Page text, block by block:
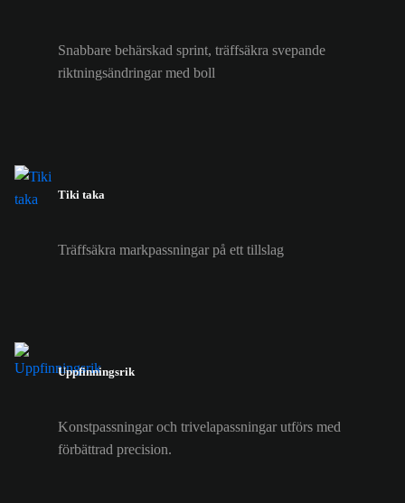
Snabbare behärskad sprint, träffsäkra svepande
riktningsändringar med boll
Tiki taka
Träffsäkra markpassningar på ett tillslag
Uppfinningsrik
Konstpassningar och trivelapassningar utförs med
förbättrad precision.